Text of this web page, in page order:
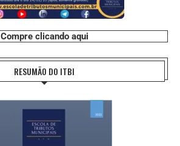
Compre clicando aqui
RESUMÃO DO ITBI